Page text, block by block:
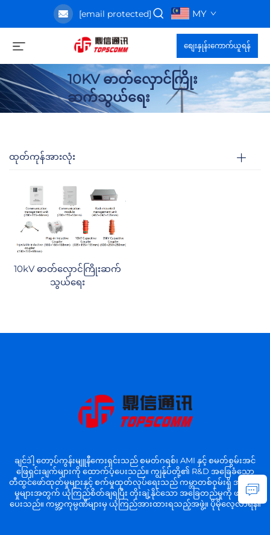
[email protected] MY
စျေးနှုန်းကောက်ယူရန်
10KV ဓာတ်လှောင်ကြိုး
ဆက်သွယ်ရေး
ထုတ်ကုန်အားလုံး
10kV ဓာတ်လှောင်ကြိုးဆက်
သွယ်ရေး
ချင်ဒဲါ့ တော့ပ်ကွန်းမျူနီကေးရှင်းသည် စမတ်ဂရစ်၊ AMI နှင့် စမတ်စွမ်းအင်
ဖြေရှင်းချက်များကို ထောက်ပံ့ပေးသည်။ ကျွန်ုပ်တို့၏ R&D အခြေခံသော
တီထွင်ဖော်ထုတ်မှုများနှင့် စက်မှုထုတ်လုပ်ရေးသည် ကမ္ဘာတစ်ဝှမ်းရှိ အသုံးချ
မှုများအတွက် ယုံကြည်စိတ်ချရပြီး တိုးချဲ့နိုင်သော အခြေတည်မှုကို ဖန်တီး
ပေးသည်။ ကမ္ဘာ့ကုမ္ပဏီများမှ ယုံကြည်အားထားရသည့်အဖွဲ့။ ပိုမိုလေ့လာရန်။